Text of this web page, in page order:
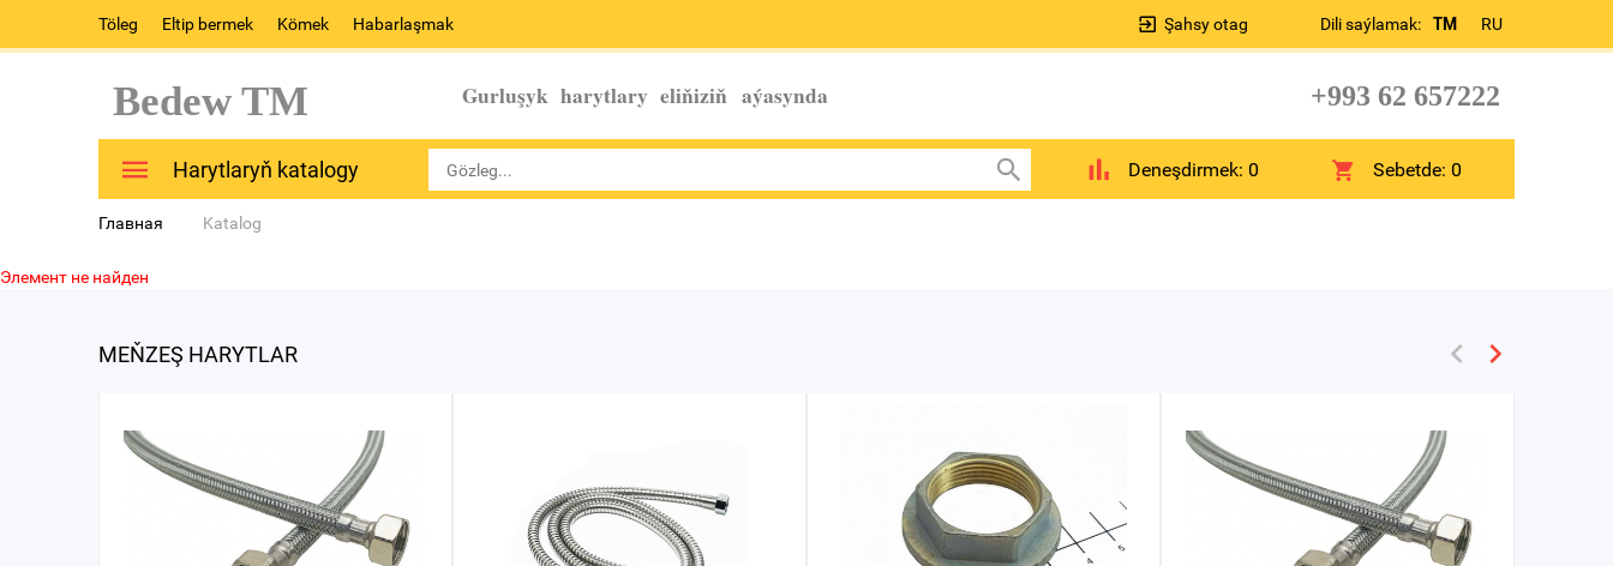
Töleg Eltip bermek Kömek Habarlaşmak Dili saýlamak: TM RU
Şahsy otag
Bedew TM Gurluşyk harytlary eliňiziň aýasynda +993 62 657222
Harytlaryň katalogy Deneşdirmek: 0 Sebetde:0
Главная Katalog
Элемент не найден
MEŇZEŞ HARYTLAR